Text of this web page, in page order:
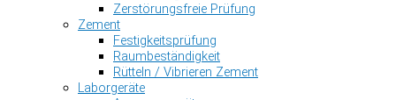
Zerstörungsfreie Prüfung
Zement
Festigkeitsprüfung
Raumbeständigkeit
Rütteln / Vibrieren Zement
Laborgeräte